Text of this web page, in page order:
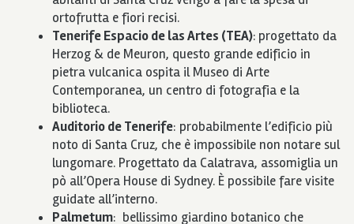
ortofrutta e fiori recisi.
Tenerife Espacio de las Artes (TEA): progettato da
Herzog & de Meuron, questo grande edificio in
pietra vulcanica ospita il Museo di Arte
Contemporanea, un centro di fotografia e la
biblioteca.
Auditorio de Tenerife: probabilmente l’edificio più
noto di Santa Cruz, che è impossibile non notare sul
lungomare. Progettato da Calatrava, assomiglia un
pò all’Opera House di Sydney. È possibile fare visite
guidate all’interno.
Palmetum: bellissimo giardino botanico che